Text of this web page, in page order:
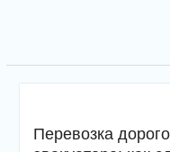
Перевозка